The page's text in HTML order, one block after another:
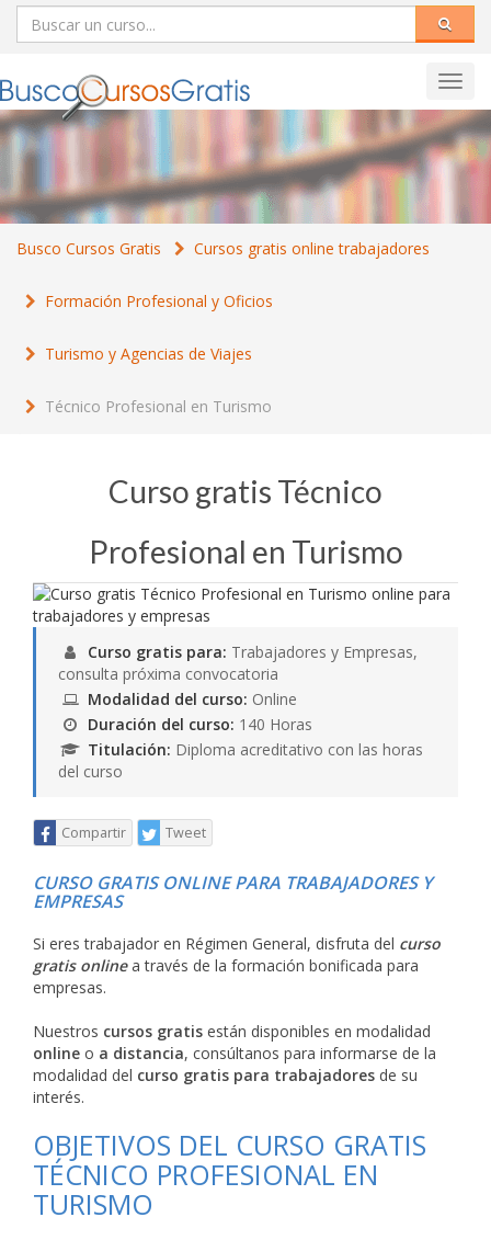
Busco Cursos Gratis Cursos gratis online trabajadores
Formación Profesional y Oficios
Turismo y Agencias de Viajes
Técnico Profesional en Turismo
Curso gratis Técnico
Profesional en Turismo
Curso gratis para: Trabajadores y Empresas,
consulta próxima convocatoria
Modalidad del curso: Online
Duración del curso: 140 Horas
Titulación: Diploma acreditativo con las horas
del curso
Compartir Tweet
CURSO GRATIS ONLINE PARA TRABAJADORES Y
EMPRESAS
Si eres trabajador en Régimen General, disfruta del curso
gratis onlinea través de la formación bonificada para
empresas.
Nuestros cursos gratis están disponibles en modalidad
online o a distancia, consúltanos para informarse de la
modalidad del curso gratis para trabajadores de su
interés.
OBJETIVOS DEL CURSO GRATIS
TÉCNICO PROFESIONAL EN
TURISMO